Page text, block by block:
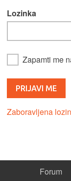
Lozinka
Zapamti me
Zaboravljena
Forum